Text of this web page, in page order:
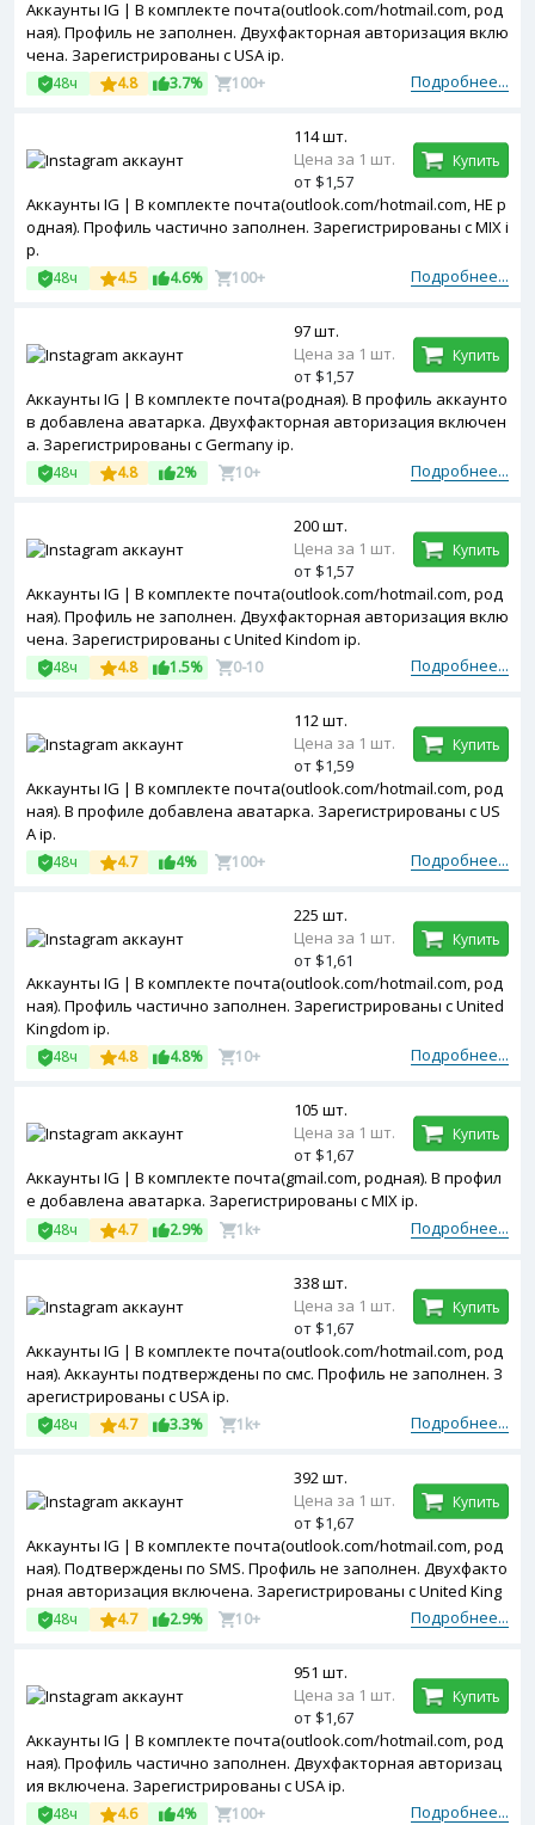
Аккаунты IG | В комплекте почта(outlook.com/hotmail.com, род
ная). Профиль не заполнен. Двухфакторная авторизация вклю
чена. Зарегистрированы с USA ip.
Подробнее...
48ч 4.8 3.7% 100+
Аккаунты IG | В комплекте почта(outlook.com/hotmail.com, НЕ р
одная). Профиль частично заполнен. Зарегистрированы с MIX i
p.
Подробнее...
48ч 4.5 4.6% 100+
114 шт.
Цена за 1 шт.
от $1,57
Купить
Аккаунты IG | В комплекте почта(родная). В профиль аккаунто
в добавлена аватарка. Двухфакторная авторизация включен
а. Зарегистрированы с Germany ip.
Подробнее...
48ч 4.8 2% 10+
97 шт.
Цена за 1 шт.
от $1,57
Купить
Аккаунты IG | В комплекте почта(outlook.com/hotmail.com, род
ная). Профиль не заполнен. Двухфакторная авторизация вклю
чена. Зарегистрированы с United Kindom ip.
Подробнее...
48ч 4.8 1.5% 0-10
200 шт.
Цена за 1 шт.
от $1,57
Купить
Аккаунты IG | В комплекте почта(outlook.com/hotmail.com, род
ная). В профиле добавлена аватарка. Зарегистрированы с US
A ip.
Подробнее...
48ч 4.7 4% 100+
112 шт.
Цена за 1 шт.
от $1,59
Купить
Аккаунты IG | В комплекте почта(outlook.com/hotmail.com, род
ная). Профиль частично заполнен. Зарегистрированы с United
Kingdom ip.
Подробнее...
48ч 4.8 4.8% 10+
225 шт.
Цена за 1 шт.
от $1,61
Купить
Аккаунты IG | В комплекте почта(gmail.com, родная). В профил
е добавлена аватарка. Зарегистрированы с MIX ip.
Подробнее...
48ч 4.7 2.9% 1k+
105 шт.
Цена за 1 шт.
от $1,67
Купить
Аккаунты IG | В комплекте почта(outlook.com/hotmail.com, род
ная). Аккаунты подтверждены по смс. Профиль не заполнен. З
арегистрированы с USA ip.
Подробнее...
48ч 4.7 3.3% 1k+
338 шт.
Цена за 1 шт.
от $1,67
Купить
Аккаунты IG | В комплекте почта(outlook.com/hotmail.com, род
ная). Подтверждены по SMS. Профиль не заполнен. Двухфакто
рная авторизация включена. Зарегистрированы с United King
dom ip.
Подробнее...
48ч 4.7 2.9% 10+
392 шт.
Цена за 1 шт.
от $1,67
Купить
Аккаунты IG | В комплекте почта(outlook.com/hotmail.com, род
ная). Профиль частично заполнен. Двухфакторная авторизац
ия включена. Зарегистрированы с USA ip.
Подробнее...
48ч 4.6 4% 100+
951 шт.
Цена за 1 шт.
от $1,67
Купить